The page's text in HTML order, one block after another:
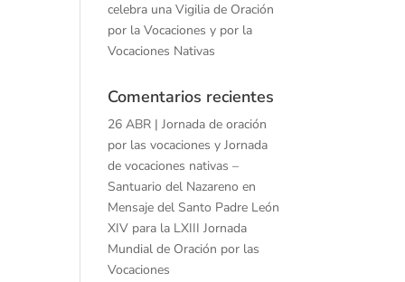
celebra una Vigilia de Oración
por la Vocaciones y por la
Vocaciones Nativas
Comentarios recientes
26 ABR | Jornada de oración
por las vocaciones y Jornada
de vocaciones nativas –
Santuario del Nazareno en
Mensaje del Santo Padre León
XIV para la LXIII Jornada
Mundial de Oración por las
Vocaciones